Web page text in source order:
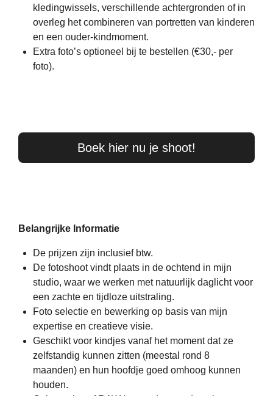
kledingwissels, verschillende achtergronden of in
overleg het combineren van portretten van kinderen
en een ouder-kindmoment.
Extra foto’s optioneel bij te bestellen (€30,- per
foto).
Boek hier nu je shoot!
Belangrijke Informatie
De prijzen zijn inclusief btw.
De fotoshoot vindt plaats in de ochtend in mijn
studio, waar we werken met natuurlijk daglicht voor
een zachte en tijdloze uitstraling.
Foto selectie en bewerking op basis van mijn
expertise en creatieve visie.
Geschikt voor kindjes vanaf het moment dat ze
zelfstandig kunnen zitten (meestal rond 8
maanden) en hun hoofdje goed omhoog kunnen
houden.